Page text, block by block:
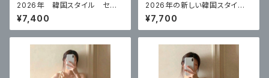
2026年 韓国スタイル セク
シービキニイエロー 4点セット
¥7,400
2026年の新しい韓国スタイ
ル ハイエンドのワンピースブ
ラックスカートスタイル 体型カ
バー
¥7,700